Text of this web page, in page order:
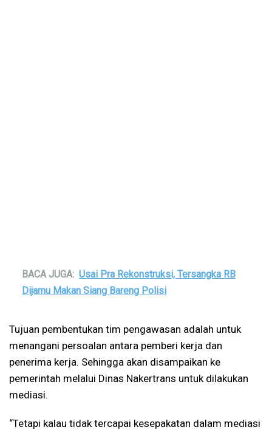
BACA JUGA: Usai Pra Rekonstruksi, Tersangka RB
Dijamu Makan Siang Bareng Polisi
Tujuan pembentukan tim pengawasan adalah untuk
menangani persoalan antara pemberi kerja dan
penerima kerja. Sehingga akan disampaikan ke
pemerintah melalui Dinas Nakertrans untuk dilakukan
mediasi.
“Tetapi kalau tidak tercapai kesepakatan dalam mediasi